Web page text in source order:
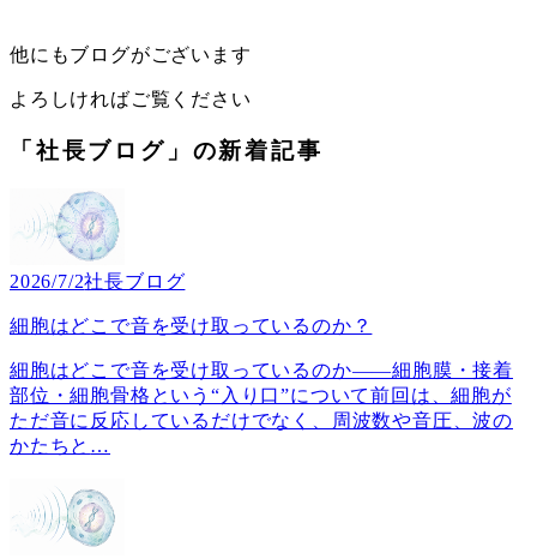
他にもブログがございます
よろしければご覧ください
「社長ブログ」の新着記事
2026/7/2社長ブログ
細胞はどこで音を受け取っているのか？
細胞はどこで音を受け取っているのか――細胞膜・接着
部位・細胞骨格という“入り口”について前回は、細胞が
ただ音に反応しているだけでなく、周波数や音圧、波の
かたちと …